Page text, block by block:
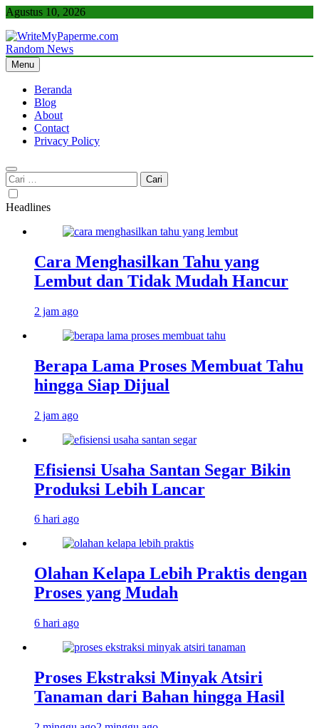
Skip
content
Agustus 10, 2026
WriteMyPaperme.com
Bisnis, Kuliner, Teknologi
Random News
Menu
Beranda
Blog
About
Contact
Privacy Policy
Cari
untuk:
Headlines
Cara Menghasilkan Tahu yang
Lembut dan Tidak Mudah Hancur
2 jam ago
Berapa Lama Proses Membuat Tahu
hingga Siap Dijual
2 jam ago
Efisiensi Usaha Santan Segar Bikin
Produksi Lebih Lancar
6 hari ago
Olahan Kelapa Lebih Praktis dengan
Proses yang Mudah
6 hari ago
Proses Ekstraksi Minyak Atsiri
Tanaman dari Bahan hingga Hasil